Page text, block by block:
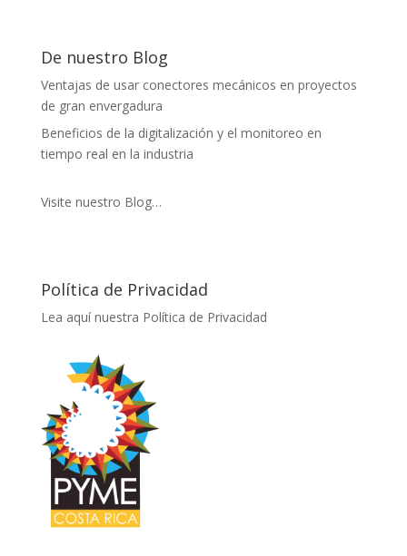
De nuestro Blog
Ventajas de usar conectores mecánicos en proyectos
de gran envergadura
Beneficios de la digitalización y el monitoreo en
tiempo real en la industria
Visite nuestro Blog…
Política de Privacidad
Lea aquí nuestra Política de Privacidad